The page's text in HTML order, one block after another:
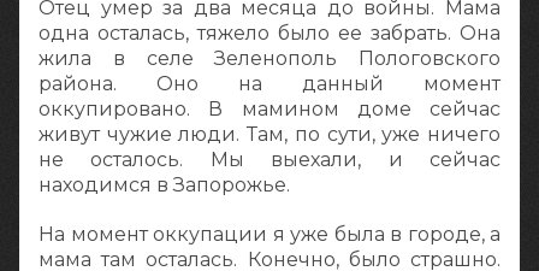
Отец умер за два месяца до войны. Мама
одна осталась, тяжело было ее забрать. Она
жила в селе Зеленополь Пологовского
района. Оно на данный момент
оккупировано. В мамином доме сейчас
живут чужие люди. Там, по сути, уже ничего
не осталось. Мы выехали, и сейчас
находимся в Запорожье.
На момент оккупации я уже была в городе, а
мама там осталась. Конечно, было страшно.